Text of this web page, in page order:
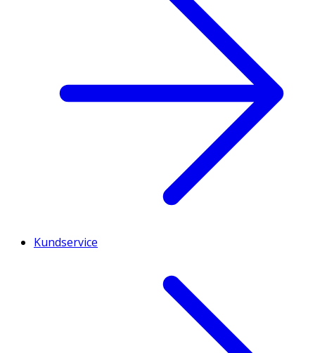
Kundservice